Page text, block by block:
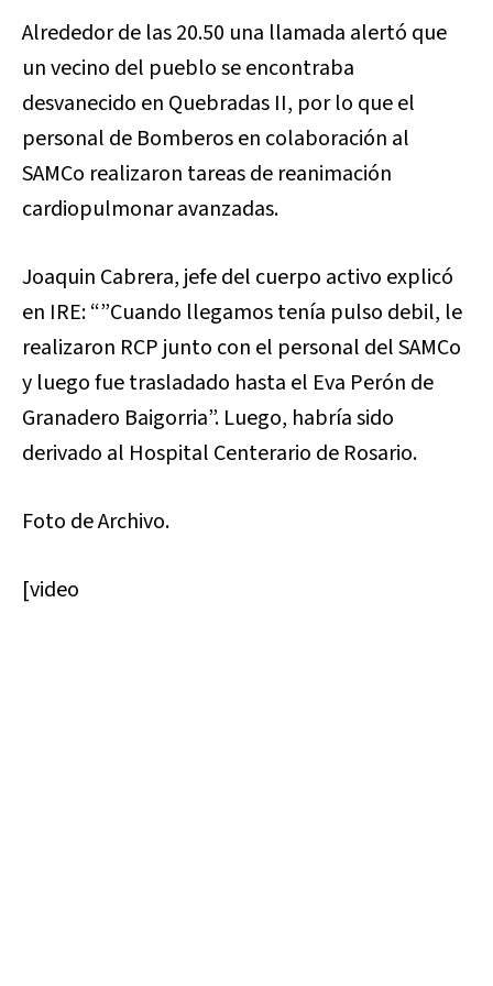
Alrededor de las 20.50 una llamada alertó que
un vecino del pueblo se encontraba
desvanecido en Quebradas II, por lo que el
personal de Bomberos en colaboración al
SAMCo realizaron tareas de reanimación
cardiopulmonar avanzadas.
Joaquin Cabrera, jefe del cuerpo activo explicó
en IRE: “”Cuando llegamos tenía pulso debil, le
realizaron RCP junto con el personal del SAMCo
y luego fue trasladado hasta el Eva Perón de
Granadero Baigorria”. Luego, habría sido
derivado al Hospital Centerario de Rosario.
Foto de Archivo.
[video